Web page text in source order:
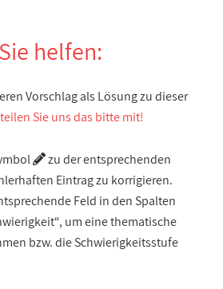
helfen:
Vorschlag als Lösung zu dieser
Sie uns das bitte mit!
zu der entsprechenden
Eintrag zu korrigieren.
Feld in den Spalten
um eine thematische
bzw. die Schwierigkeitsstufe